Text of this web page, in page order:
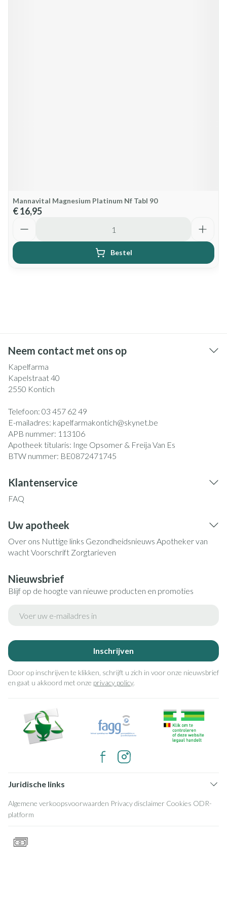
Mannavital Magnesium Platinum Nf Tabl 90
€ 16,95
Bestel
Neem contact met ons op
Kapelfarma
Kapelstraat 40
2550 Kontich
Telefoon: 03 457 62 49
E-mailadres: kapelfarmakontich@skynet.be
APB nummer: 113106
Apotheek titularis: Inge Opsomer & Freija Van Es
BTW nummer: BE0872471745
Klantenservice
FAQ
Uw apotheek
Over ons Nuttige links Gezondheidsnieuws Apotheker van
wachtVoorschrift Zorgtarieven
Nieuwsbrief
Blijf op de hoogte van nieuwe producten en promoties
Inschrijven
Door op inschrijven te klikken, schrijft u zich in voor onze nieuwsbrief
en gaat u akkoord met onze privacy policy.
Juridische links
Algemene verkoopsvoorwaarden Privacy disclaimer Cookies ODR-
platform